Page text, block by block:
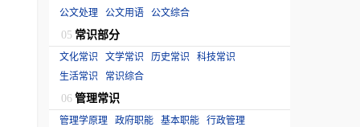
公文处理 公文用语 公文综合
05 常识部分
文化常识 文学常识 历史常识 科技常识
生活常识
常识综合
06 管理常识
管理学原理 政府职能 基本职能 行政管理